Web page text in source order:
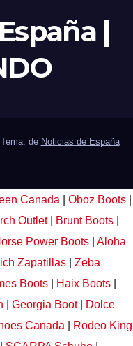
|
Tema: de Noticias de España
Canada Oboz Boots
Outlet Brunt Boots
Power Boots
Aloha
Zapatillas
Zeba
Boots Haix Boots
Georgia Boot|
Dolce
Canada
Rodeo King